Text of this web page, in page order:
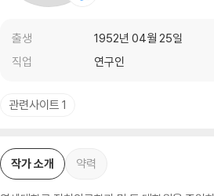
출생
1952년 04월 25일
직업
연구인
관련사이트 1
작가 소개 약력